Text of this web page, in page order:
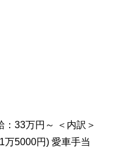
33万円～ ＜内訳＞
万5000円) 愛車手当